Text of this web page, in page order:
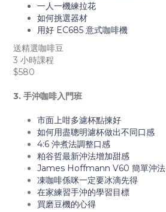
一人一機練拉花
如何挑選器材
用好 EC685 意式咖啡機
送精選咖啡豆
3 小時課程
$580
3. 手沖咖啡入門班
市面上咁多濾杯點揀好
如何用盡聰明濾杯做出不同口感
4:6 沖煮法調整口感
粕谷哲最新沖法增加甜感
James Hoffmann V60 簡單沖法
凍咖啡係咪一定要冰滴先得
在家練習手沖的學習目標
買磨豆機的心得